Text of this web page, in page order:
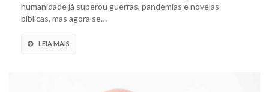
humanidade já superou guerras, pandemias e novelas
bíblicas, mas agora se…
LEIA MAIS